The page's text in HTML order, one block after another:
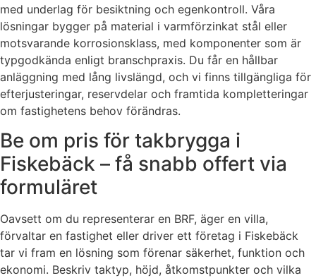
med underlag för besiktning och egenkontroll. Våra
lösningar bygger på material i varmförzinkat stål eller
motsvarande korrosionsklass, med komponenter som är
typgodkända enligt branschpraxis. Du får en hållbar
anläggning med lång livslängd, och vi finns tillgängliga för
efterjusteringar, reservdelar och framtida kompletteringar
om fastighetens behov förändras.
Be om pris för takbrygga i
Fiskebäck – få snabb offert via
formuläret
Oavsett om du representerar en BRF, äger en villa,
förvaltar en fastighet eller driver ett företag i Fiskebäck
tar vi fram en lösning som förenar säkerhet, funktion och
ekonomi. Beskriv taktyp, höjd, åtkomstpunkter och vilka